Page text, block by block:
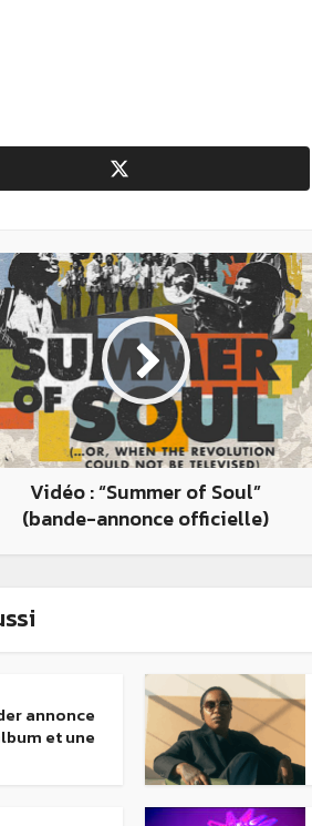
Vidéo : “Summer of Soul”
(bande-annonce officielle)
annonce
et une